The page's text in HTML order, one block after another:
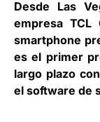
Desde Las
empresaTCL
smartphone
es el primer
largo plazo
el software de